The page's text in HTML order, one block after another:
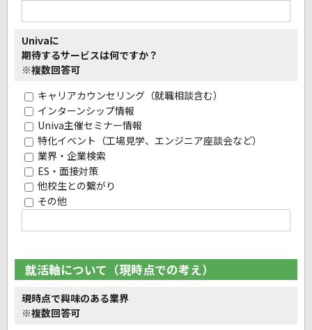
Univaに
期待するサービスは何ですか？
※複数回答可
キャリアカウンセリング（就職相談含む）
インターンシップ情報
Univa主催セミナー情報
特化イベント（工場見学、エンジニア座談会など）
業界・企業検索
ES・面接対策
他校生との繋がり
その他
就活軸について（現時点での考え）
現時点で興味のある業界
※複数回答可